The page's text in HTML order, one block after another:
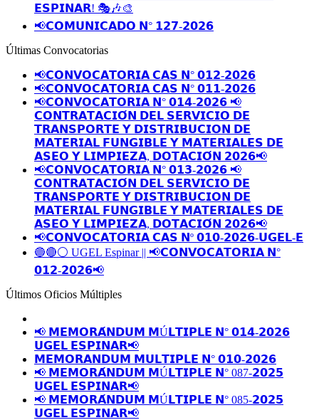
𝗘𝗦𝗣𝗜𝗡𝗔𝗥! 🎭🎶🎨
📢𝗖𝗢𝗠𝗨𝗡𝗜𝗖𝗔𝗗𝗢 𝗡° 𝟭𝟮𝟳-𝟮𝟬𝟮𝟲
Últimas Convocatorias
📢𝗖𝗢𝗡𝗩𝗢𝗖𝗔𝗧𝗢𝗥𝗜𝗔 𝗖𝗔𝗦 𝗡° 𝟬𝟭𝟮-𝟮𝟬𝟮𝟲
📢𝗖𝗢𝗡𝗩𝗢𝗖𝗔𝗧𝗢𝗥𝗜𝗔 𝗖𝗔𝗦 𝗡° 𝟬𝟭𝟭-𝟮𝟬𝟮𝟲
📢𝗖𝗢𝗡𝗩𝗢𝗖𝗔𝗧𝗢𝗥𝗜𝗔 𝗡° 𝟬𝟭𝟰-𝟮𝟬𝟮𝟲 📢
𝗖𝗢𝗡𝗧𝗥𝗔𝗧𝗔𝗖𝗜𝗢́𝗡 𝗗𝗘𝗟 𝗦𝗘𝗥𝗩𝗜𝗖𝗜𝗢 𝗗𝗘
𝗧𝗥𝗔𝗡𝗦𝗣𝗢𝗥𝗧𝗘 𝗬 𝗗𝗜𝗦𝗧𝗥𝗜𝗕𝗨𝗖𝗜𝗢𝗡 𝗗𝗘
𝗠𝗔𝗧𝗘𝗥𝗜𝗔𝗟 𝗙𝗨𝗡𝗚𝗜𝗕𝗟𝗘 𝗬 𝗠𝗔𝗧𝗘𝗥𝗜𝗔𝗟𝗘𝗦 𝗗𝗘
𝗔𝗦𝗘𝗢 𝗬 𝗟𝗜𝗠𝗣𝗜𝗘𝗭𝗔, 𝗗𝗢𝗧𝗔𝗖𝗜𝗢́𝗡 𝟮𝟬𝟮𝟲📢
📢𝗖𝗢𝗡𝗩𝗢𝗖𝗔𝗧𝗢𝗥𝗜𝗔 𝗡° 𝟬𝟭𝟯-𝟮𝟬𝟮𝟲 📢
𝗖𝗢𝗡𝗧𝗥𝗔𝗧𝗔𝗖𝗜𝗢́𝗡 𝗗𝗘𝗟 𝗦𝗘𝗥𝗩𝗜𝗖𝗜𝗢 𝗗𝗘
𝗧𝗥𝗔𝗡𝗦𝗣𝗢𝗥𝗧𝗘 𝗬 𝗗𝗜𝗦𝗧𝗥𝗜𝗕𝗨𝗖𝗜𝗢𝗡 𝗗𝗘
𝗠𝗔𝗧𝗘𝗥𝗜𝗔𝗟 𝗙𝗨𝗡𝗚𝗜𝗕𝗟𝗘 𝗬 𝗠𝗔𝗧𝗘𝗥𝗜𝗔𝗟𝗘𝗦 𝗗𝗘
𝗔𝗦𝗘𝗢 𝗬 𝗟𝗜𝗠𝗣𝗜𝗘𝗭𝗔, 𝗗𝗢𝗧𝗔𝗖𝗜𝗢́𝗡 𝟮𝟬𝟮𝟲📢
📢𝗖𝗢𝗡𝗩𝗢𝗖𝗔𝗧𝗢𝗥𝗜𝗔 𝗖𝗔𝗦 𝗡º 𝟬𝟭𝟬-𝟮𝟬𝟮𝟲-𝗨𝗚𝗘𝗟-𝗘
🔵🔴⚪️ UGEL Espinar || 📢𝗖𝗢𝗡𝗩𝗢𝗖𝗔𝗧𝗢𝗥𝗜𝗔 𝗡°
𝟬𝟭𝟮-𝟮𝟬𝟮𝟲📢
Últimos Oficios Múltiples
📢 𝗠𝗘𝗠𝗢𝗥𝗔́𝗡𝗗𝗨𝗠 𝗠Ú𝗟𝗧𝗜𝗣𝗟𝗘 𝗡° 𝟬𝟭𝟰-𝟮𝟬𝟮𝟲
𝗨𝗚𝗘𝗟 𝗘𝗦𝗣𝗜𝗡𝗔𝗥📢
𝗠𝗘𝗠𝗢𝗥𝗔𝗡𝗗𝗨𝗠 𝗠𝗨𝗟𝗧𝗜𝗣𝗟𝗘 𝗡° 𝟬𝟭𝟬-𝟮𝟬𝟮𝟲
📢 𝗠𝗘𝗠𝗢𝗥𝗔́𝗡𝗗𝗨𝗠 𝗠Ú𝗟𝗧𝗜𝗣𝗟𝗘 𝗡° 087-𝟮𝟬𝟮𝟱
𝗨𝗚𝗘𝗟 𝗘𝗦𝗣𝗜𝗡𝗔𝗥📢
📢 𝗠𝗘𝗠𝗢𝗥𝗔́𝗡𝗗𝗨𝗠 𝗠Ú𝗟𝗧𝗜𝗣𝗟𝗘 𝗡° 085-𝟮𝟬𝟮𝟱
𝗨𝗚𝗘𝗟 𝗘𝗦𝗣𝗜𝗡𝗔𝗥📢